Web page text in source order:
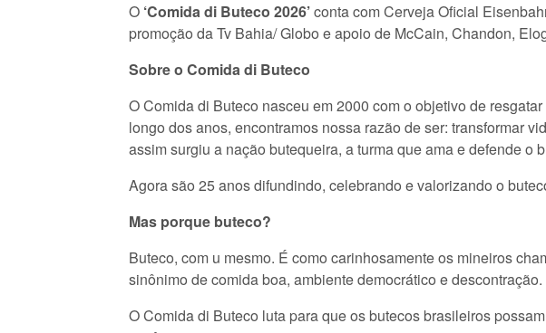
O ‘Comida di Buteco 2026’conta com Cerveja Oficial
promoção da Tv Bahia/ Globo e apoio de McCain, Chandon,
Sobre o Comida di Buteco
O Comida di Buteco nasceu em 2000 com o objetivo de
longo dos anos, encontramos nossa razão de ser: transformar
assim surgiu a nação butequeira, a turma que ama e defende o
Agora são 25 anos difundindo, celebrando e valorizando o
Mas porque buteco?
Buteco, com u mesmo. É como carinhosamente os mineiros
sinônimo de comida boa, ambiente democrático e
O Comida di Buteco luta para que os butecos brasileiros